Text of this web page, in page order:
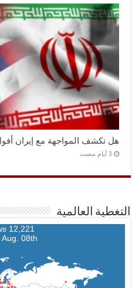
هل تكشف المواجهة مع إيران أفول
التغطية العالمية
12,221 Pageviews
08th